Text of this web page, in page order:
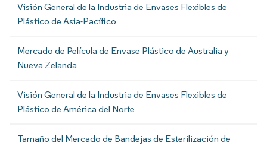
Visión General de la Industria de Envases Flexibles de
Plástico de Asia-Pacífico
Mercado de Película de Envase Plástico de Australia y
Nueva Zelanda
Visión General de la Industria de Envases Flexibles de
Plástico de América del Norte
Tamaño del Mercado de Bandejas de Esterilización de